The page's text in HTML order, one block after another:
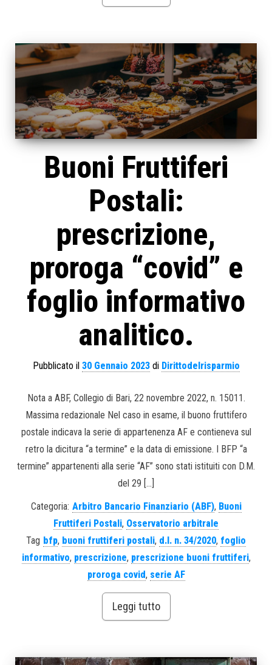
Buoni Fruttiferi
Postali:
prescrizione,
proroga “covid” e
foglio informativo
analitico.
Pubblicato il 30 Gennaio 2023di Dirittodelrisparmio
Nota a ABF, Collegio di Bari, 22 novembre 2022, n. 15011.
Massima redazionale Nel caso in esame, il buono fruttifero
postale indicava la serie di appartenenza AF e contieneva sul
retro la dicitura “a termine” e la data di emissione. I BFP “a
termine” appartenenti alla serie “AF” sono stati istituiti con D.M.
del 29 […]
Categoria: Arbitro Bancario Finanziario (ABF), Buoni
Fruttiferi Postali, Osservatorio arbitrale
Tag bfp, buoni fruttiferi postali, d.l. n. 34/2020, foglio
informativo, prescrizione, prescrizione buoni fruttiferi,
proroga covid, serie AF
Leggi tutto